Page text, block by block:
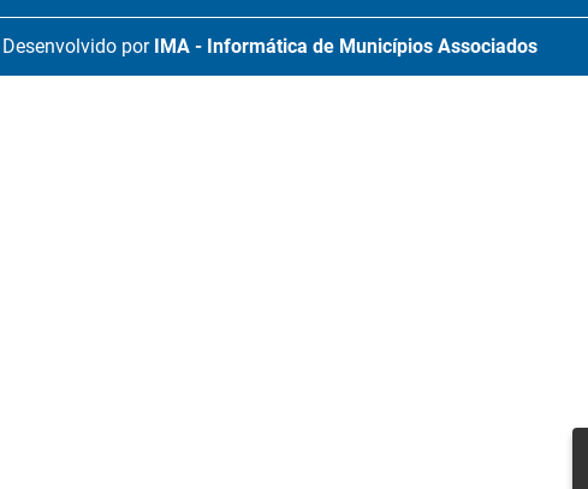
Desenvolvido por IMA - Informática de Municípios Associados